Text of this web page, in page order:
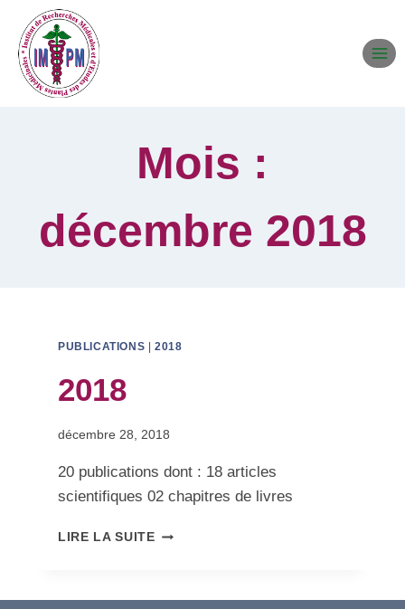
Mois :
décembre 2018
PUBLICATIONS 2018
2018
Par
décembre 28, 2018
20 publications dont : 18 articles
scientifiques 02 chapitres de livres
LIRE LA SUITE